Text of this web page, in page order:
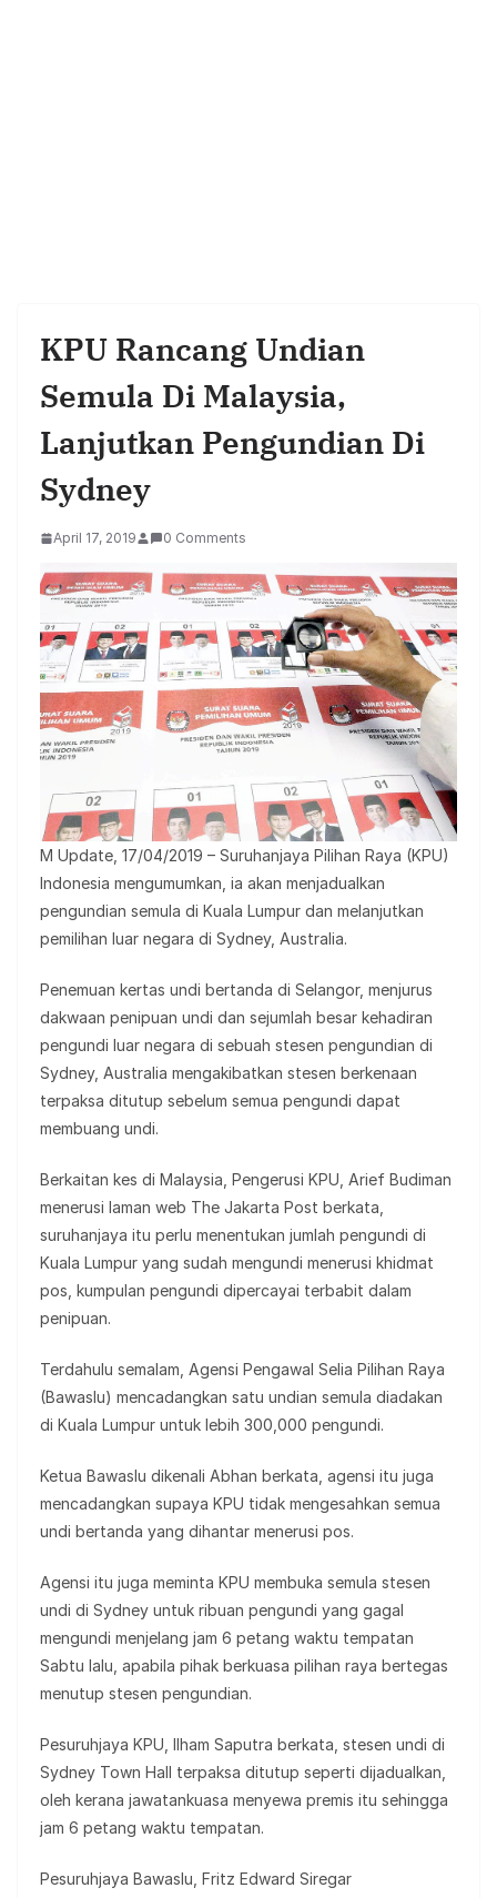
KPU Rancang Undian
Semula Di Malaysia,
Lanjutkan Pengundian Di
Sydney
April 17, 2019 0 Comments
M Update, 17/04/2019 – Suruhanjaya Pilihan Raya (KPU)
Indonesia mengumumkan, ia akan menjadualkan
pengundian semula di Kuala Lumpur dan melanjutkan
pemilihan luar negara di Sydney, Australia.
Penemuan kertas undi bertanda di Selangor, menjurus
dakwaan penipuan undi dan sejumlah besar kehadiran
pengundi luar negara di sebuah stesen pengundian di
Sydney, Australia mengakibatkan stesen berkenaan
terpaksa ditutup sebelum semua pengundi dapat
membuang undi.
Berkaitan kes di Malaysia, Pengerusi KPU, Arief Budiman
menerusi laman web The Jakarta Post berkata,
suruhanjaya itu perlu menentukan jumlah pengundi di
Kuala Lumpur yang sudah mengundi menerusi khidmat
pos, kumpulan pengundi dipercayai terbabit dalam
penipuan.
Terdahulu semalam, Agensi Pengawal Selia Pilihan Raya
(Bawaslu) mencadangkan satu undian semula diadakan
di Kuala Lumpur untuk lebih 300,000 pengundi.
Ketua Bawaslu dikenali Abhan berkata, agensi itu juga
mencadangkan supaya KPU tidak mengesahkan semua
undi bertanda yang dihantar menerusi pos.
Agensi itu juga meminta KPU membuka semula stesen
undi di Sydney untuk ribuan pengundi yang gagal
mengundi menjelang jam 6 petang waktu tempatan
Sabtu lalu, apabila pihak berkuasa pilihan raya bertegas
menutup stesen pengundian.
Pesuruhjaya KPU, Ilham Saputra berkata, stesen undi di
Sydney Town Hall terpaksa ditutup seperti dijadualkan,
oleh kerana jawatankuasa menyewa premis itu sehingga
jam 6 petang waktu tempatan.
Pesuruhjaya Bawaslu, Fritz Edward Siregar